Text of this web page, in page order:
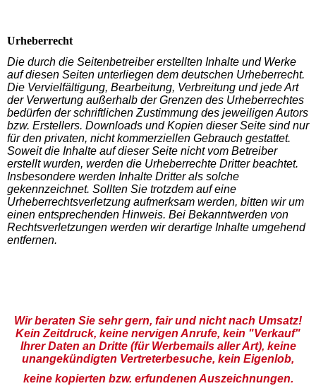
Urheberrecht
Die durch die Seitenbetreiber erstellten Inhalte und Werke
auf diesen Seiten unterliegen dem deutschen Urheberrecht.
Die Vervielfältigung, Bearbeitung, Verbreitung und jede Art
der Verwertung außerhalb der Grenzen des Urheberrechtes
bedürfen der schriftlichen Zustimmung des jeweiligen Autors
bzw. Erstellers. Downloads und Kopien dieser Seite sind nur
für den privaten, nicht kommerziellen Gebrauch gestattet.
Soweit die Inhalte auf dieser Seite nicht vom Betreiber
erstellt wurden, werden die Urheberrechte Dritter beachtet.
Insbesondere werden Inhalte Dritter als solche
gekennzeichnet. Sollten Sie trotzdem auf eine
Urheberrechtsverletzung aufmerksam werden, bitten wir um
einen entsprechenden Hinweis. Bei Bekanntwerden von
Rechtsverletzungen werden wir derartige Inhalte umgehend
entfernen.
Wir beraten Sie sehr gern, fair und nicht nach Umsatz!
Kein Zeitdruck, keine nervigen Anrufe, kein "Verkauf"
Ihrer Daten an Dritte (für Werbemails aller Art), keine
unangekündigten Vertreterbesuche, kein Eigenlob,
keine kopierten bzw. erfundenen Auszeichnungen.